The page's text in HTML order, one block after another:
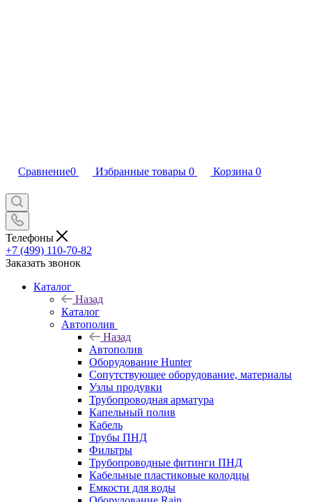
Сравнение0 Избранные товары 0 Корзина 0
Телефоны
+7 (499) 110-70-82
Заказать звонок
Каталог
Назад
Каталог
Автополив
Назад
Автополив
Оборудование Hunter
Сопутствующее оборудование, материалы
Узлы продувки
Трубопроводная арматура
Капельный полив
Кабель
Трубы ПНД
Фильтры
Трубопроводные фитинги ПНД
Кабельные пластиковые колодцы
Емкости для воды